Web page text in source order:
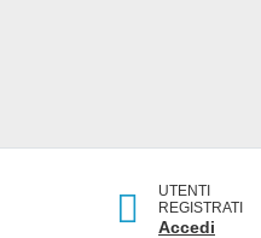
UTENTI
REGISTRATI
Accedi